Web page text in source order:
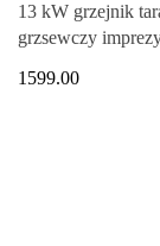
13 kW grzejnik
grzsewczy
1599.00